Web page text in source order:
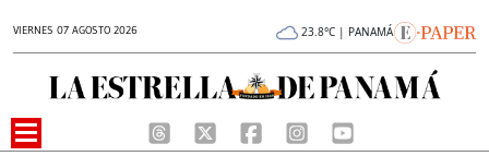
VIERNES 07 AGOSTO 2026 23.8°C | PANAMÁ